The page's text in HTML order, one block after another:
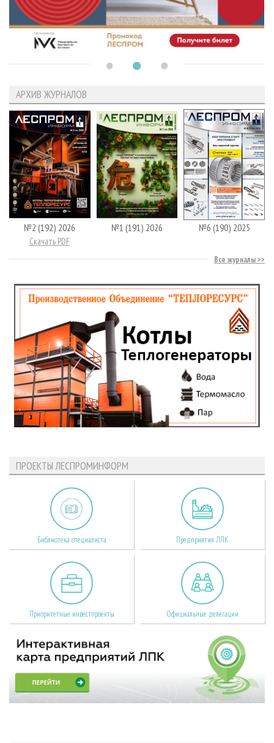
АРХИВ ЖУРНАЛОВ
№2 (192) 2026
Скачать PDF
№1 (191) 2026 №6 (190) 2025
Все журналы
ПРОЕКТЫ ЛЕСПРОМИНФОРМ
Библиотека специалиста Предприятия ЛПК
Приоритетные инвестпроекты Официальные делегации